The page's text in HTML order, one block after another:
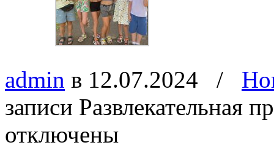
admin в 12.07.2024 /
записи Развлекательная
отключены